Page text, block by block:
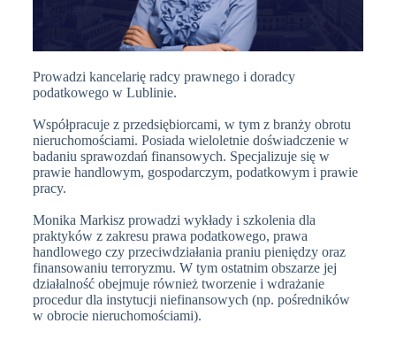
Prowadzi kancelarię radcy prawnego i doradcy
podatkowego w Lublinie.
Współpracuje z przedsiębiorcami, w tym z branży obrotu
nieruchomościami. Posiada wieloletnie doświadczenie w
badaniu sprawozdań finansowych. Specjalizuje się w
prawie handlowym, gospodarczym, podatkowym i prawie
pracy.
Monika Markisz prowadzi wykłady i szkolenia dla
praktyków z zakresu prawa podatkowego, prawa
handlowego czy przeciwdziałania praniu pieniędzy oraz
finansowaniu terroryzmu. W tym ostatnim obszarze jej
działalność obejmuje również tworzenie i wdrażanie
procedur dla instytucji niefinansowych (np. pośredników
w obrocie nieruchomościami).